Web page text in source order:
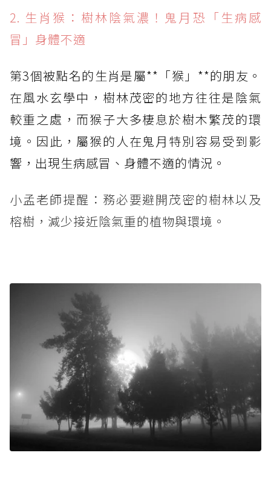
2. 生肖猴：樹林陰氣濃！鬼月恐「生病感
冒」身體不適
第3個被點名的生肖是屬**「猴」**的朋友。
在風水玄學中，樹林茂密的地方往往是陰氣
較重之處，而猴子大多棲息於樹木繁茂的環
境。因此，屬猴的人在鬼月特別容易受到影
響，出現生病感冒、身體不適的情況。
小孟老師提醒：務必要避開茂密的樹林以及
榕樹，減少接近陰氣重的植物與環境。